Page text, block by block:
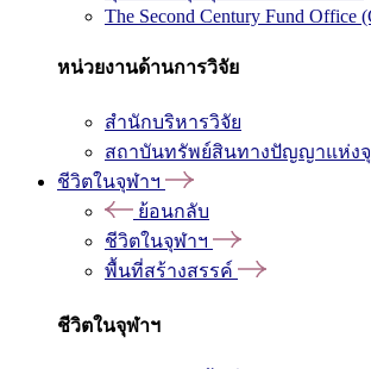
The Second Century Fund Office
หน่วยงานด้านการวิจัย
สำนักบริหารวิจัย
สถาบันทรัพย์สินทางปัญญาแห่ง
ชีวิตในจุฬาฯ
ย้อนกลับ
ชีวิตในจุฬาฯ
พื้นที่สร้างสรรค์
ชีวิตในจุฬาฯ